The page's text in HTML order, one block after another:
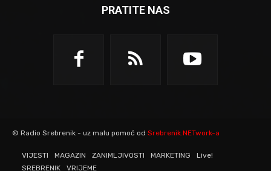
PRATITE NAS
© Radio Srebrenik - uz malu pomoć od Srebrenik.NETwork-a
VIJESTI MAGAZIN ZANIMLJIVOSTI MARKETING
Live!
SREBRENIK
VRIJEME